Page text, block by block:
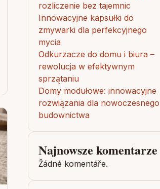
rozliczenie bez tajemnic
Innowacyjne kapsułki do
zmywarki dla perfekcyjnego
mycia
Odkurzacze do domu i biura –
rewolucja w efektywnym
sprzątaniu
Domy modułowe: innowacyjne
rozwiązania dla nowoczesnego
budownictwa
Najnowsze komentarze
Žádné komentáře.